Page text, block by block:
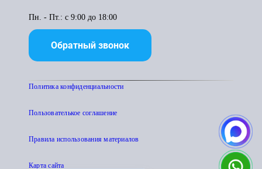
Пн. - Пт.: с 9:00 до 18:00
Обратный звонок
Политика конфиденциальности
Пользователькое соглашение
Правила использования материалов
Карта сайта